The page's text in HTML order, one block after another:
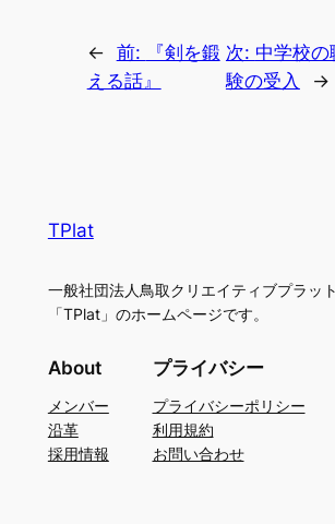
← 前:
『剣を鍛
える話』
次: 中学校の
験の受入
→
TPlat
一般社団法人鳥取クリエイティブプラッ
「TPlat」のホームページです。
About
メンバー
沿革
採用情報
プライバシー
プライバシーポリシー
利用規約
お問い合わせ